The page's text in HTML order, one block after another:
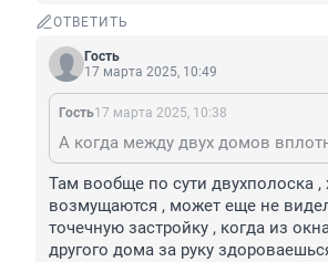
ОТВЕТИТЬ
Гость
17 марта 2025, 10:49
Гость17 марта 2025, 10:38
Там вообще по сути двухполоска ,
возмущаются , может еще не
точечную застройку , когда из
другого дома за руку